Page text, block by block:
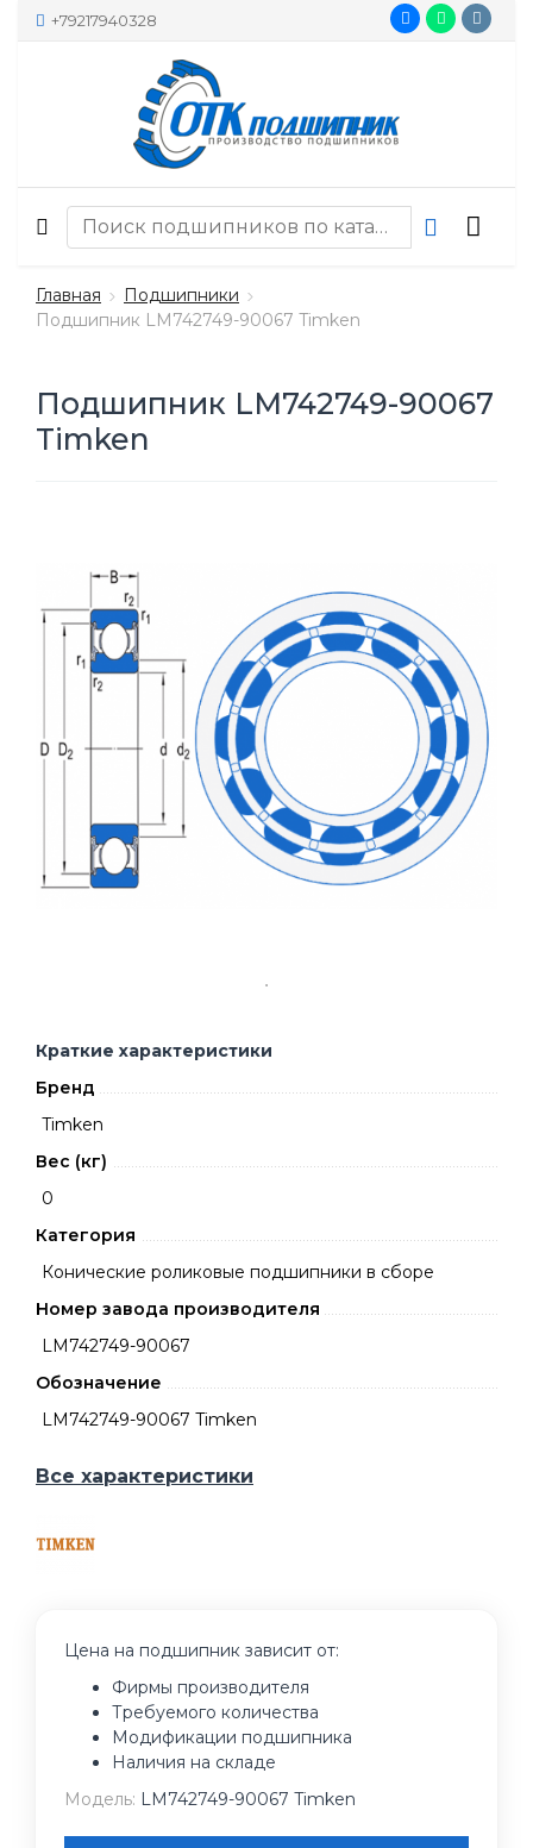
+79217940328
Главная
Подшипники
Подшипник LM742749-90067 Timken
Подшипник LM742749-90067
Timken
Краткие характеристики
Бренд
Timken
Вес (кг)
0
Категория
Конические роликовые подшипники в сборе
Номер завода производителя
LM742749-90067
Обозначение
LM742749-90067 Timken
Все характеристики
Цена на подшипник зависит от:
Фирмы производителя
Требуемого количества
Модификации подшипника
Наличия на складе
Модель: LM742749-90067 Timken